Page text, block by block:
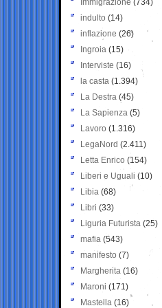
Immigrazione (734)
indulto (14)
inflazione (26)
Ingroia (15)
Interviste (16)
la casta (1.394)
La Destra (45)
La Sapienza (5)
Lavoro (1.316)
LegaNord (2.411)
Letta Enrico (154)
Liberi e Uguali (10)
Libia (68)
Libri (33)
Liguria Futurista (25)
mafia (543)
manifesto (7)
Margherita (16)
Maroni (171)
Mastella (16)